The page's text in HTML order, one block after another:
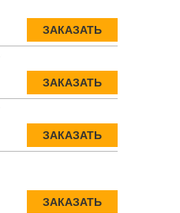
ЗАКАЗАТЬ
ЗАКАЗАТЬ
ЗАКАЗАТЬ
ЗАКАЗАТЬ